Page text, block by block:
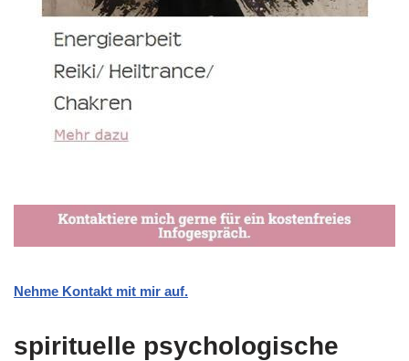
Nehme Kontakt mit mir auf.
spirituelle psychologische